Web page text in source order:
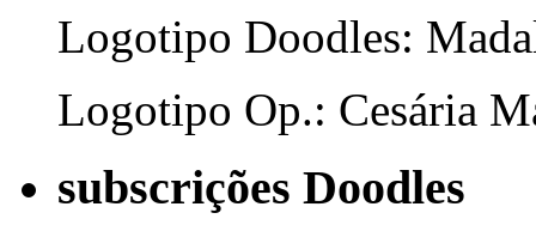
Logotipo Doodles:
Logotipo Op.: Cesária
subscrições Doodles